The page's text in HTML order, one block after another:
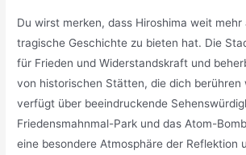
Du wirst merken, dass Hiroshima weit mehr
tragische Geschichte zu bieten hat. Die
für Frieden und Widerstandskraft und
von historischen Stätten, die dich berühren
verfügt über beeindruckende
Friedensmahnmal-Park und das Atom-
eine besondere Atmosphäre der Reflektion